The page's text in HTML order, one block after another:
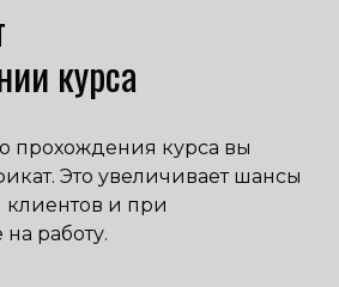
курса
прохождения курса вы
Это увеличивает шансы
и при
работу.